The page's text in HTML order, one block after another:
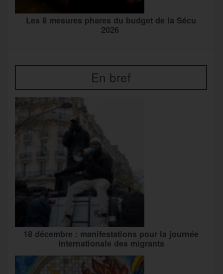
Les 8 mesures phares du budget de la Sécu
2026
En bref
18 décembre : manifestations pour la journée
internationale des migrants